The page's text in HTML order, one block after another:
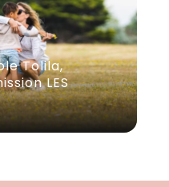
Tolila,
LES